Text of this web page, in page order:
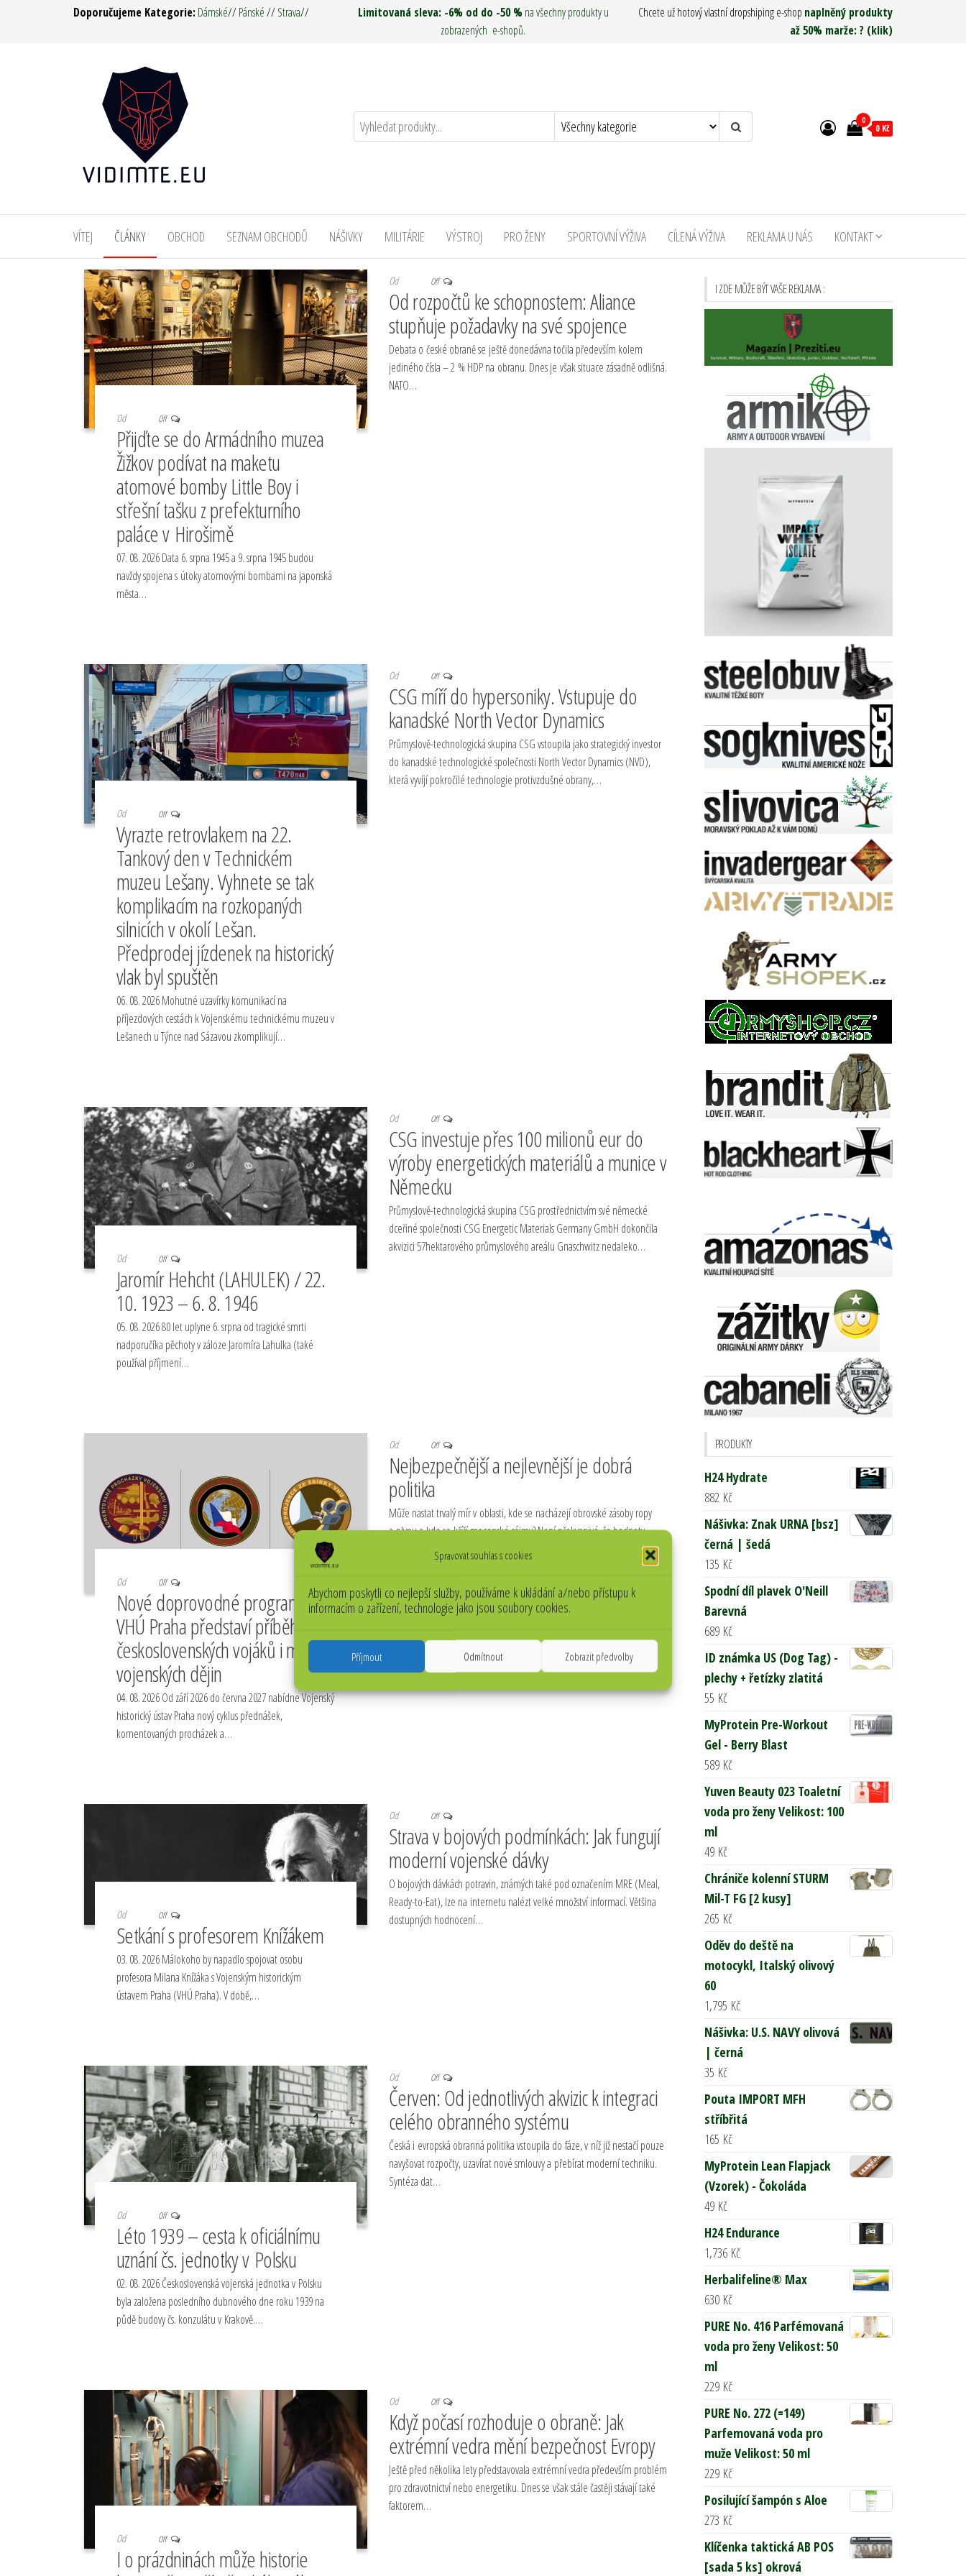
Spravovat souhlas s cookies
Abychom poskytli co nejlepší služby, používáme k ukládání a/nebo přístupu k
informacím o zařízení, technologie jako jsou soubory cookies.
Příjmout Odmítnout Zobrazit předvolby
Doporučujeme Kategorie: Dámské//Pánské//Strava// Limitovaná sleva: -6% od do -50 % na všechny produkty u
zobrazených e-shopů.
Chcete už hotový vlastní dropshiping e-shop naplněný produkty
až 50% marže: ? (klik)
0
0 Kč
VÍTEJ ČLÁNKY OBCHOD SEZNAM OBCHODŮ NÁŠIVKY MILITÁRIE VÝSTROJ PRO ŽENY SPORTOVNÍ VÝŽIVA CÍLENÁ VÝŽIVA REKLAMA U NÁS KONTAKT
Od Off
Přijďte se do Armádního muzea
Žižkov podívat na maketu
atomové bomby Little Boy i
střešní tašku z prefekturního
paláce v Hirošimě
07. 08. 2026 Data 6. srpna 1945 a 9. srpna 1945 budou
navždy spojena s útoky atomovými bombami na japonská
města…
Od Off
Od rozpočtů ke schopnostem: Aliance
stupňuje požadavky na své spojence
Debata o české obraně se ještě donedávna točila především kolem
jediného čísla – 2 % HDP na obranu. Dnes je však situace zásadně odlišná.
NATO…
Od Off
Vyrazte retrovlakem na 22.
Tankový den v Technickém
muzeu Lešany. Vyhnete se tak
komplikacím na rozkopaných
silnicích v okolí Lešan.
Předprodej jízdenek na historický
vlak byl spuštěn
06. 08. 2026 Mohutné uzavírky komunikací na
příjezdových cestách k Vojenskému technickému muzeu v
Lešanech u Týnce nad Sázavou zkomplikují…
Od Off
CSG míří do hypersoniky. Vstupuje do
kanadské North Vector Dynamics
Průmyslově-technologická skupina CSG vstoupila jako strategický investor
do kanadské technologické společnosti North Vector Dynamics (NVD),
která vyvíjí pokročilé technologie protivzdušné obrany,…
Od Off
Jaromír Hehcht (LAHULEK) / 22.
10. 1923 – 6. 8. 1946
05. 08. 2026 80 let uplyne 6. srpna od tragické smrti
nadporučíka pěchoty v záloze Jaromíra Lahulka (také
používal příjmení…
Od Off
CSG investuje přes 100 milionů eur do
výroby energetických materiálů a munice v
Německu
Průmyslově-technologická skupina CSG prostřednictvím své německé
dceřiné společnosti CSG Energetic Materials Germany GmbH dokončila
akvizici 57hektarového průmyslového areálu Gnaschwitz nedaleko…
Od Off
Nové doprovodné programy
VHÚ Praha představí příběhy
československých vojáků i místa
vojenských dějin
04. 08. 2026 Od září 2026 do června 2027 nabídne Vojenský
historický ústav Praha nový cyklus přednášek,
komentovaných procházek a…
Od Off
Nejbezpečnější a nejlevnější je dobrá
politika
Může nastat trvalý mír v oblasti, kde se nacházejí obrovské zásoby ropy
a plynu a kde se kříží mocenské zájmy? Není překvapivé, že hodnoty
„demokratických“…
Od Off
Setkání s profesorem Knížákem
03. 08. 2026 Málokoho by napadlo spojovat osobu
profesora Milana Knížáka s Vojenským historickým
ústavem Praha (VHÚ Praha). V době,…
Od Off
Strava v bojových podmínkách: Jak fungují
moderní vojenské dávky
O bojových dávkách potravin, známých také pod označením MRE (Meal,
Ready-to-Eat), lze na internetu nalézt velké množství informací. Většina
dostupných hodnocení…
Od Off
Léto 1939 – cesta k oficiálnímu
uznání čs. jednotky v Polsku
02. 08. 2026 Československá vojenská jednotka v Polsku
byla založena posledního dubnového dne roku 1939 na
půdě budovy čs. konzulátu v Krakově.…
Od Off
Červen: Od jednotlivých akvizic k integraci
celého obranného systému
Česká i evropská obranná politika vstoupila do fáze, v níž již nestačí pouze
navyšovat rozpočty, uzavírat nové smlouvy a přebírat moderní techniku.
Syntéza dat…
Od Off
I o prázdninách může historie
Od Off
Když počasí rozhoduje o obraně: Jak
extrémní vedra mění bezpečnost Evropy
Ještě před několika lety představovala extrémní vedra především problém
pro zdravotnictví nebo energetiku. Dnes se však stále častěji stávají také
faktorem…
I ZDE MŮŽE BÝT VAŠE REKLAMA :
PRODUKTY
H24 Hydrate
882 Kč
Nášivka: Znak URNA [bsz]
černá | šedá
135 Kč
Spodní díl plavek O'Neill
Barevná
689 Kč
ID známka US (Dog Tag) -
plechy + řetízky zlatitá
55 Kč
MyProtein Pre-Workout
Gel - Berry Blast
589 Kč
Yuven Beauty 023 Toaletní
voda pro ženy Velikost: 100
ml
49 Kč
Chrániče kolenní STURM
Mil-T FG [2 kusy]
265 Kč
Oděv do deště na
motocykl, Italský olivový
60
1,795 Kč
Nášivka: U.S. NAVY olivová
| černá
35 Kč
Pouta IMPORT MFH
stříbřitá
165 Kč
MyProtein Lean Flapjack
(Vzorek) - Čokoláda
49 Kč
H24 Endurance
1,736 Kč
Herbalifeline® Max
630 Kč
PURE No. 416 Parfémovaná
voda pro ženy Velikost: 50
ml
229 Kč
PURE No. 272 (=149)
Parfemovaná voda pro
muže Velikost: 50 ml
229 Kč
Posilující šampón s Aloe
273 Kč
Klíčenka taktická AB POS
[sada 5 ks] okrová